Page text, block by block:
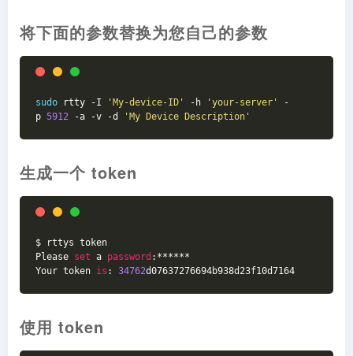
将下面的参数替换为您自己的参数
sudo rtty -I 'My-device-ID' -h 'your-server'
-
p 5912 -a -v -d 'My Device Description'
生成一个 token
$ rttys token
Please set a password :******
Your token is : 34762d07637276694b938d23f10d7164
使用 token